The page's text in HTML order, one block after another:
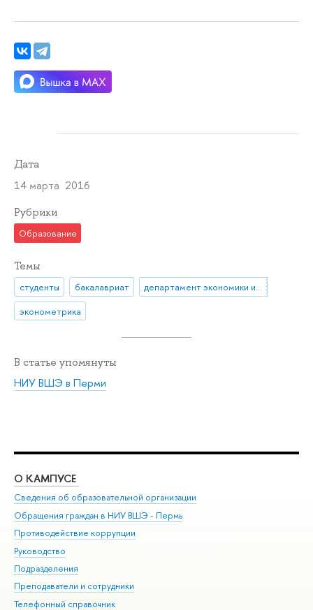
Дата
14 марта 2016
Рубрики
Образование
Темы
студенты бакалавриат
департамент экономики и финансов
эконометрика
В статье упомянуты
НИУ ВШЭ в Перми
О КАМПУСЕ
Сведения об образовательной организации
Обращения граждан в НИУ ВШЭ - Пермь
Противодействие коррупции
Руководство
Подразделения
Преподаватели и сотрудники
Телефонный справочник